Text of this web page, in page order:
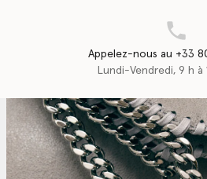
Appelez-nous au +33
Lundi-Vendredi, 9 h à